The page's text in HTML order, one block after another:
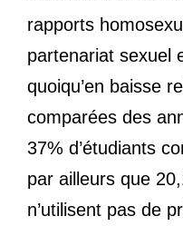
rapports
partenariat sexuel
quoiqu’en baisse
comparées des
37% d’étudiants
par ailleurs que
n’utilisent pas de